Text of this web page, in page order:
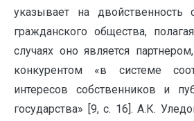
указывает на двойственность
гражданского общества,
случаях оно является
конкурентом «в системе
интересов собственников и
государства» [9, с. 16]. А.К.